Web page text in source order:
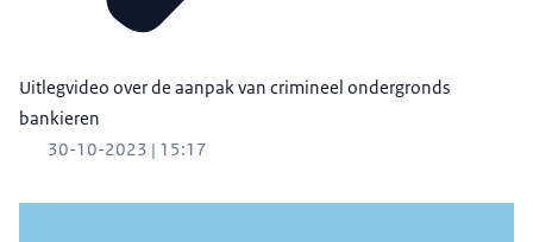
Uitlegvideo over de aanpak van crimineel ondergronds
bankieren
30-10-2023 | 15:17